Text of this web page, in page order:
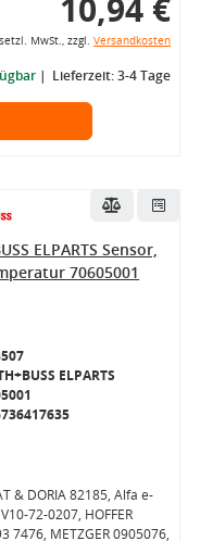
10,94 €
MwSt., zzgl. Versandkosten
Lieferzeit: 3-4 Tage
ELPARTS Sensor,
70605001
ELPARTS
& DORIA 82185, Alfa e-
72-0207, HOFFER
7476, METZGER 0905076,